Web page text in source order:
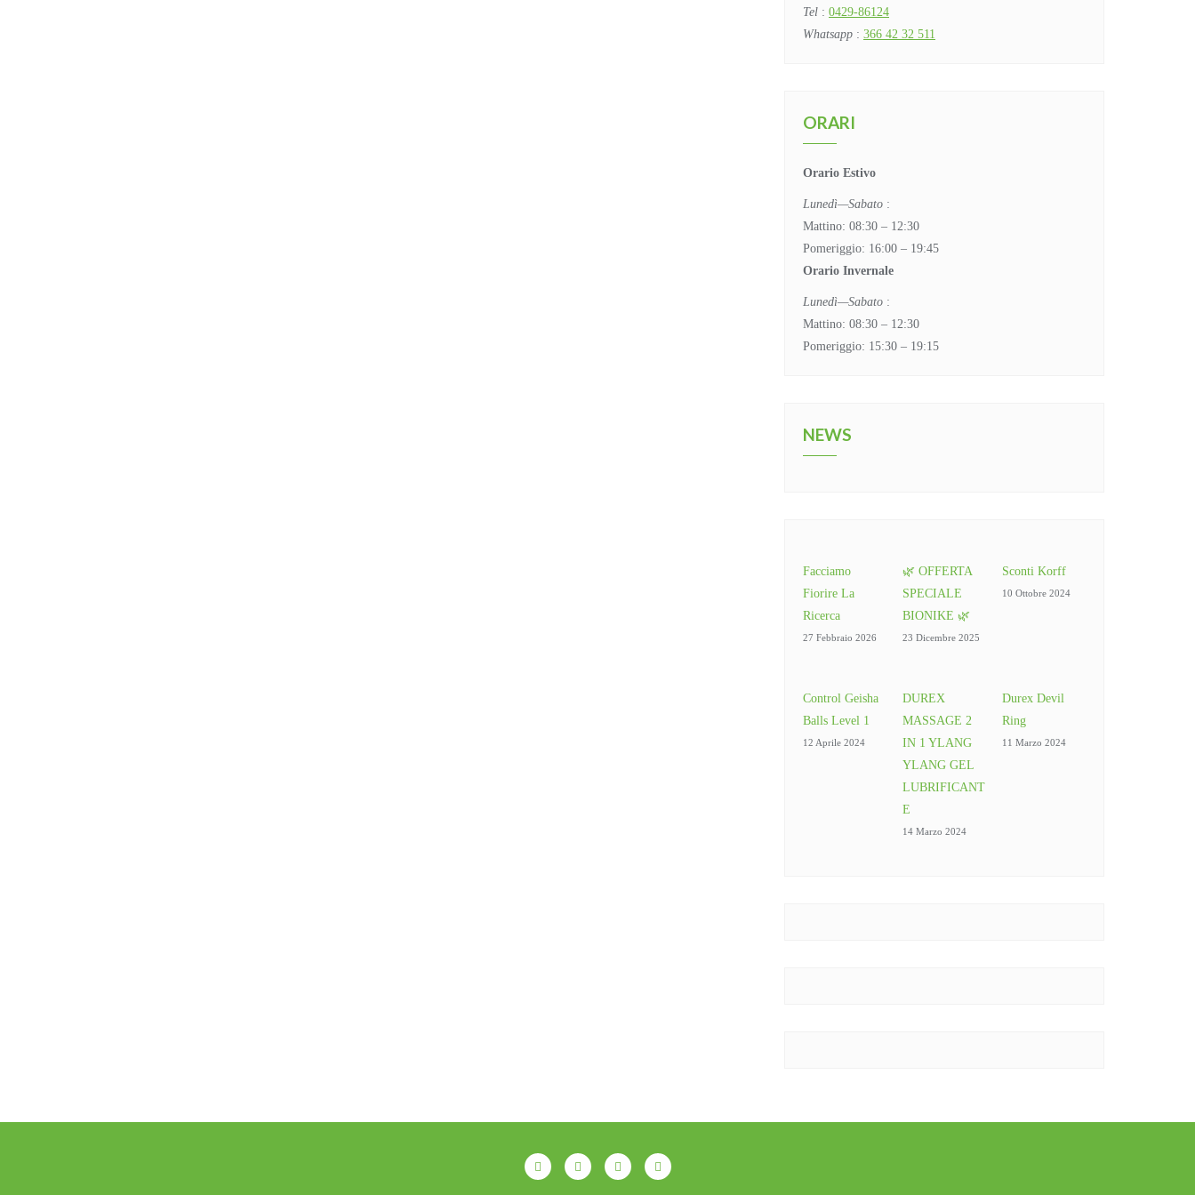
Tel : 0429-86124
Whatsapp : 366 42 32 511
ORARI
Orario Estivo
Lunedì—Sabato :
Mattino: 08:30 – 12:30
Pomeriggio: 16:00 – 19:45
Orario Invernale
Lunedì—Sabato :
Mattino: 08:30 – 12:30
Pomeriggio: 15:30 – 19:15
NEWS
Facciamo
Fiorire La
Ricerca
27 Febbraio 2026
🌿 OFFERTA
SPECIALE
BIONIKE 🌿
23 Dicembre 2025
Sconti Korff
10 Ottobre 2024
Control Geisha
Balls Level 1
12 Aprile 2024
DUREX
MASSAGE 2
IN 1 YLANG
YLANG GEL
LUBRIFICANT
E
14 Marzo 2024
Durex Devil
Ring
11 Marzo 2024